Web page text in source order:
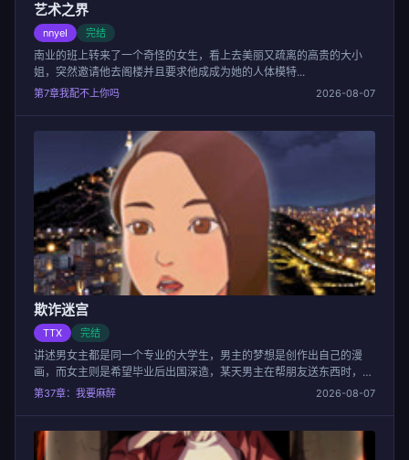
艺术之界
nnyeI 完结
南业的班上转来了一个奇怪的女生，看上去美丽又疏离的高贵的大小
姐，突然邀请他去阁楼并且要求他成成为她的人体模特...
第7章我配不上你吗 2026-08-07
欺诈迷宫
TTX 完结
讲述男女主都是同一个专业的大学生，男主的梦想是创作出自己的漫
画，而女主则是希望毕业后出国深造，某天男主在帮朋友送东西时，意
外发现女主竟然在夜总会...
第37章：我要麻醉 2026-08-07